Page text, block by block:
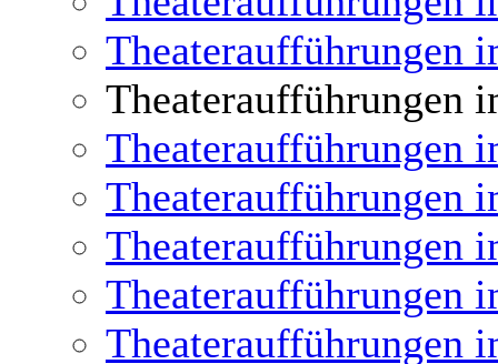
Theateraufführungen
Theateraufführungen
Theateraufführungen
Theateraufführungen
Theateraufführungen
Theateraufführungen
Theateraufführungen